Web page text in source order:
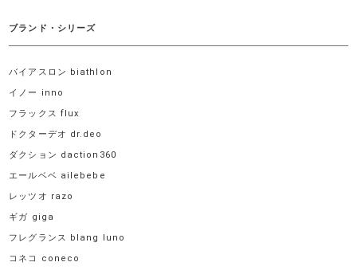
ブランド・シリーズ
バイアスロン biathlon
イノー inno
フラックス flux
ドクターデオ dr.deo
ダクション daction360
エールベベ ailebebe
レッツオ razo
ギガ giga
フレグランス blang luno
コネコ coneco